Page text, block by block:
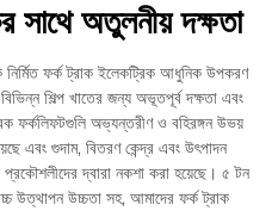
সাথে অতুলনীয় দক্ষতা
নির্মিত ফর্ক ট্রাক ইলেকট্রিক আধুনিক উপকরণ
বিভিন্ন শিল্প খাতের জন্য অভূতপূর্ব দক্ষতা এবং
ফর্কলিফটগুলি অভ্যন্তরীণ ও বহিরঙ্গন উভয়
এবং গুদাম, বিতরণ কেন্দ্র এবং উৎপাদন
দ্বারা নকশা করা হয়েছে। ৫ টন
উত্থাপন উচ্চতা সহ, আমাদের ফর্ক ট্রাক